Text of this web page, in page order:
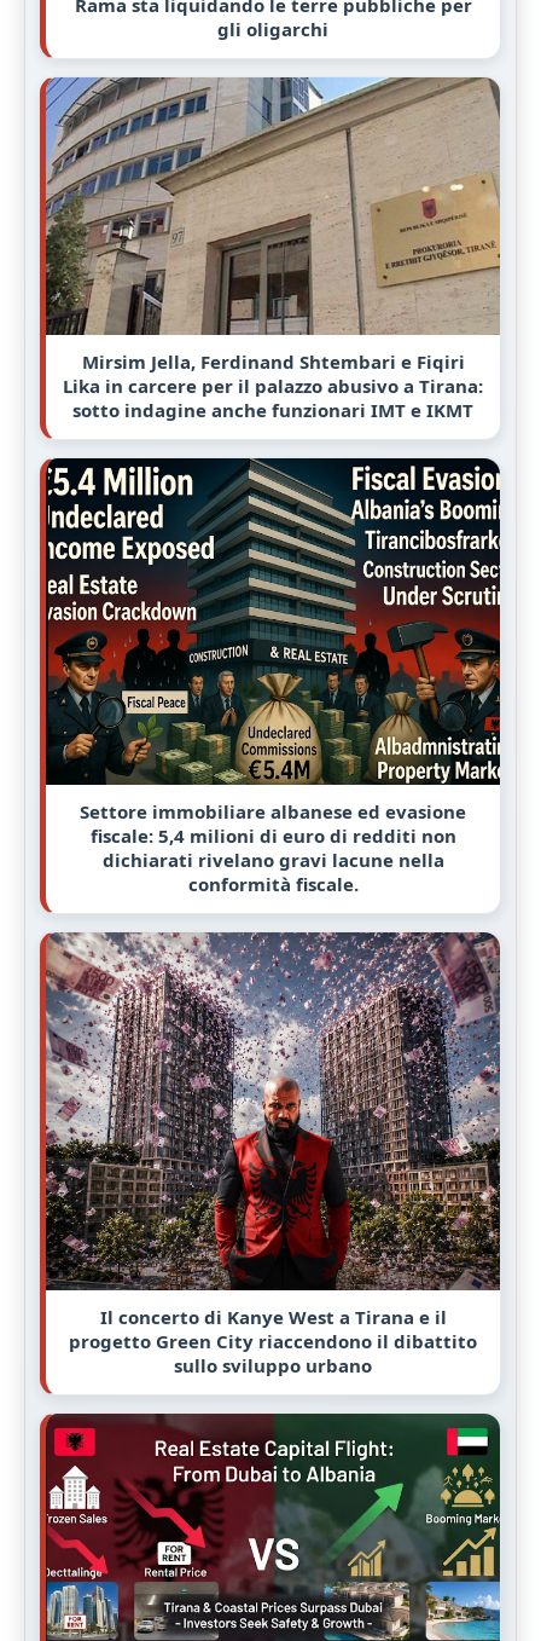
Rama sta liquidando le terre pubbliche per
gli oligarchi
Mirsim Jella, Ferdinand Shtembari e Fiqiri
Lika in carcere per il palazzo abusivo a Tirana:
sotto indagine anche funzionari IMT e IKMT
Settore immobiliare albanese ed evasione
fiscale: 5,4 milioni di euro di redditi non
dichiarati rivelano gravi lacune nella
conformità fiscale.
Il concerto di Kanye West a Tirana e il
progetto Green City riaccendono il dibattito
sullo sviluppo urbano